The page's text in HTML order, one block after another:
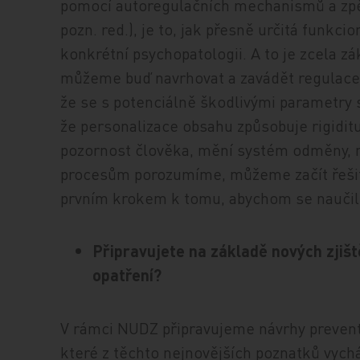
pomocí autoregulačních mechanismů a
pozn. red.), je to, jak přesně určitá
konkrétní psychopatologii. A to je zcela
můžeme buď navrhovat a zavádět
že se s potenciálně škodlivými
že personalizace obsahu způsobuje
pozornost člověka, mění systém
procesům porozumíme, můžeme začít
prvním krokem k tomu, abychom se
Připravujete na základě nových
opatření?
V rámci NUDZ připravujeme návrhy
které z těchto nejnovějších poznatků